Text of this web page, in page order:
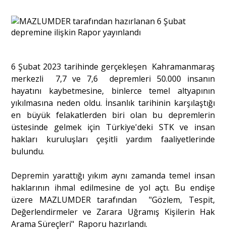
Kültür - Sanat
Dünya
Yorum - Analiz
Yazı Dizisi
Portre
6 Şubat 2023 tarihinde gerçekleşen Kahramanmaraş
merkezli 7,7 ve 7,6 depremleri 50.000 insanın
hayatını kaybetmesine, binlerce temel altyapının
yıkılmasına neden oldu. İnsanlık tarihinin karşılaştığı
en büyük felakatlerden biri olan bu depremlerin
üstesinde gelmek için Türkiye'deki STK ve insan
hakları kuruluşları çeşitli yardım faaliyetlerinde
bulundu.
Depremin yarattığı yıkım aynı zamanda temel insan
haklarının ihmal edilmesine de yol açtı. Bu endişe
üzere MAZLUMDER tarafından "Gözlem, Tespit,
Değerlendirmeler ve Zarara Uğramış Kişilerin Hak
Arama Süreçleri" Raporu hazırlandı.